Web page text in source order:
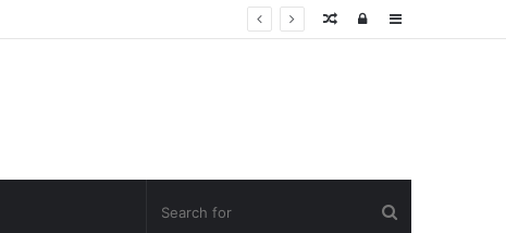
Sidebar
Log
Random